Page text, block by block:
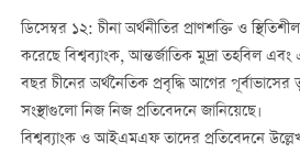
ডিসেম্বর ১২: চীনা অর্থনীতির প্রাণশক্তি ও
করেছে বিশ্বব্যাংক, আন্তর্জাতিক মুদ্রা তহবিল
বছর চীনের অর্থনৈতিক প্রবৃদ্ধি আগের
সংস্থাগুলো নিজ নিজ প্রতিবেদনে জানিয়েছে।
বিশ্বব্যাংক ও আইএমএফ তাদের প্রতিবেদনে